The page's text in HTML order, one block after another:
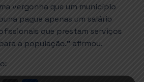
vergonha que um município
pague apenas um salário
que prestam serviços
a população.” afirmou.